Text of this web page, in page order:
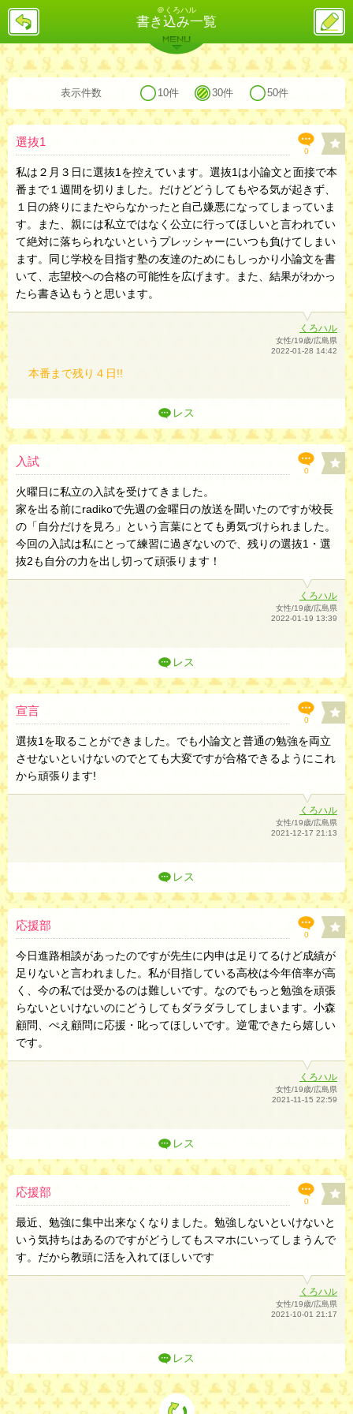
＠くろハル
書き込み一覧
戻
ス
投
稿
バックナンバー 詳細検索 ランキング まとめ
MENU
表示件数 10件 30件 50件
0
選抜1
私は２月３日に選抜1を控えています。選抜1は小論文と面接で本
番まで１週間を切りました。だけどどうしてもやる気が起きず、
１日の終りにまたやらなかったと自己嫌悪になってしまっていま
す。また、親には私立ではなく公立に行ってほしいと言われてい
て絶対に落ちられないというプレッシャーにいつも負けてしまい
ます。同じ学校を目指す塾の友達のためにもしっかり小論文を書
いて、志望校への合格の可能性を広げます。また、結果がわかっ
たら書き込もうと思います。
くろハル
女性/19歳/広島県
2022-01-28 14:42
本番まで残り４日!!
レス
0
入試
火曜日に私立の入試を受けてきました。
家を出る前にradikoで先週の金曜日の放送を聞いたのですが校長
の「自分だけを見ろ」という言葉にとても勇気づけられました。
今回の入試は私にとって練習に過ぎないので、残りの選抜1・選
抜2も自分の力を出し切って頑張ります！
くろハル
女性/19歳/広島県
2022-01-19 13:39
レス
0
宣言
選抜1を取ることができました。でも小論文と普通の勉強を両立
させないといけないのでとても大変ですが合格できるようにこれ
から頑張ります!
くろハル
女性/19歳/広島県
2021-12-17 21:13
レス
0
応援部
今日進路相談があったのですが先生に内申は足りてるけど成績が
足りないと言われました。私が目指している高校は今年倍率が高
く、今の私では受かるのは難しいです。なのでもっと勉強を頑張
らないといけないのにどうしてもダラダラしてしまいます。小森
顧問、ぺえ顧問に応援・叱ってほしいです。逆電できたら嬉しい
です。
くろハル
女性/19歳/広島県
2021-11-15 22:59
レス
0
応援部
最近、勉強に集中出来なくなりました。勉強しないといけないと
いう気持ちはあるのですがどうしてもスマホにいってしまうんで
す。だから教頭に活を入れてほしいです
くろハル
女性/19歳/広島県
2021-10-01 21:17
レス